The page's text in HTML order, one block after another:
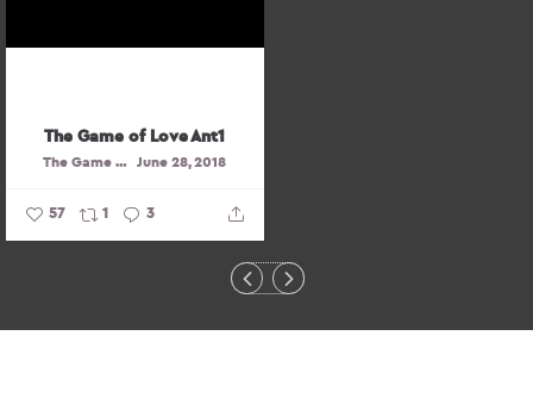
The Game of Love Ant1
The Game of Love Ant1 June 28, 2018
57 1 3